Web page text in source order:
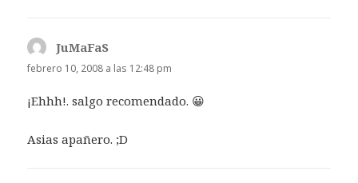
JuMaFaS
febrero 10, 2008 a las 12:48 pm
¡Ehhh!. salgo recomendado. 😀
Asias apañero. ;D